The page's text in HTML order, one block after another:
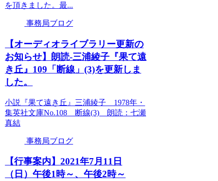
を頂きました。最...
事務局ブログ
【オーディオライブラリー更新の
お知らせ】朗読-三浦綾子『果て遠
き丘』109「断線」(3)を更新しま
した。
小説『果て遠き丘』三浦綾子 1978年・
集英社文庫No.108 断線(3) 朗読：七瀬
真結
事務局ブログ
【行事案内】2021年7月11日
（日）午後1時～、午後2時～